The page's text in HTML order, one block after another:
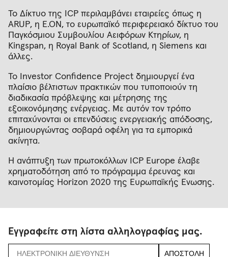
Το Δίκτυο της ICP περιλαμβάνει εταιρείες όπως η
ARUP, η E.ON, το ευρωπαϊκό περιφερειακό δίκτυο του
Παγκόσμιου Συμβουλίου Αειφόρων Κτηρίων, η
Kingspan, η Royal Bank of Scotland, η Siemens και
άλλες.
Το Investor Confidence Project δημιουργεί ένα
πλαίσιο βέλτιστων πρακτικών που τυποποιούν τη
διαδικασία πρόβλεψης και μέτρησης της
εξοικονόμησης ενέργειας. Με αυτόν τον τρόπο
επιταχύνονται οι επενδύσεις ενεργειακής απόδοσης,
δημιουργώντας σοβαρά οφέλη για τα εμπορικά
ακίνητα.
Η ανάπτυξη των πρωτοκόλλων ICP Europe έλαβε
χρηματοδότηση από το πρόγραμμα έρευνας και
καινοτομίας Horizon 2020 της Ευρωπαϊκής Ένωσης.
Εγγραφείτε στη λίστα αλληλογραφίας μας.